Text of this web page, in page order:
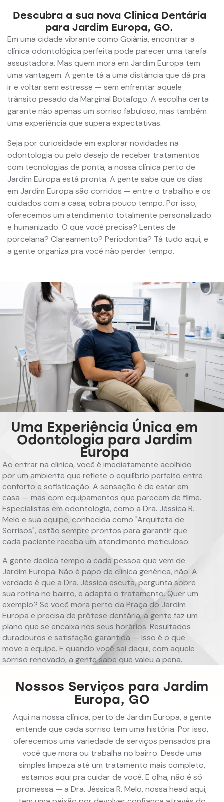
Descubra a sua nova Clínica Dentária
para Jardim Europa, GO.
Em uma cidade vibrante como Goiânia, encontrar a
clínica odontológica perfeita pode parecer uma tarefa
assustadora. Mas quem mora em Jardim Europa tem
uma vantagem. A gente tá a uma distância que dá pra
ir e voltar sem estresse — sem enfrentar aquele
trânsito pesado da Marginal Botafogo. A escolha certa
garante não apenas um sorriso fabuloso, mas também
uma experiência que supera expectativas.
Seja por curiosidade em explorar novidades na
odontologia ou pelo desejo de receber tratamentos
com tecnologias de ponta, a nossa clínica perto de
Jardim Europa está pronta. A gente sabe que os dias
em Jardim Europa são corridos — entre o trabalho e os
cuidados com a casa, sobra pouco tempo. Por isso,
oferecemos um atendimento totalmente personalizado
e humanizado. O que você precisa? Lentes de
porcelana? Clareamento? Periodontia? Tá tudo aqui, e
a gente organiza pra você não perder tempo.
Uma Experiência Única em
Odontologia para Jardim
Europa
Ao entrar na clínica, você é imediatamente acolhido
por um ambiente que reflete o equilíbrio perfeito entre
conforto e sofisticação. A sensação é de estar em
casa — mas com equipamentos que parecem de filme.
Especialistas em odontologia, como a Dra. Jéssica R.
Melo e sua equipe, conhecida como "Arquiteta de
Sorrisos", estão sempre prontos para garantir que
cada paciente receba um atendimento meticuloso.
A gente dedica tempo a cada pessoa que vem de
Jardim Europa. Não é papo de clínica genérica, não. A
verdade é que a Dra. Jéssica escuta, pergunta sobre
sua rotina no bairro, e adapta o tratamento. Quer um
exemplo? Se você mora perto da Praça do Jardim
Europa e precisa de prótese dentária, a gente faz um
plano que se encaixa nos seus horários. Resultados
duradouros e satisfação garantida — isso é o que
move a equipe. E quando você sai daqui, com aquele
sorriso renovado, a gente sabe que valeu a pena.
Nossos Serviços para Jardim
Europa, GO
Aqui na nossa clínica, perto de Jardim Europa, a gente
entende que cada sorriso tem uma história. Por isso,
oferecemos uma variedade de serviços pensados pra
você que mora ou trabalha no bairro. Desde uma
simples limpeza até um tratamento mais completo,
estamos aqui pra cuidar de você. E olha, não é só
promessa — a Dra. Jéssica R. Melo, nossa head aqui,